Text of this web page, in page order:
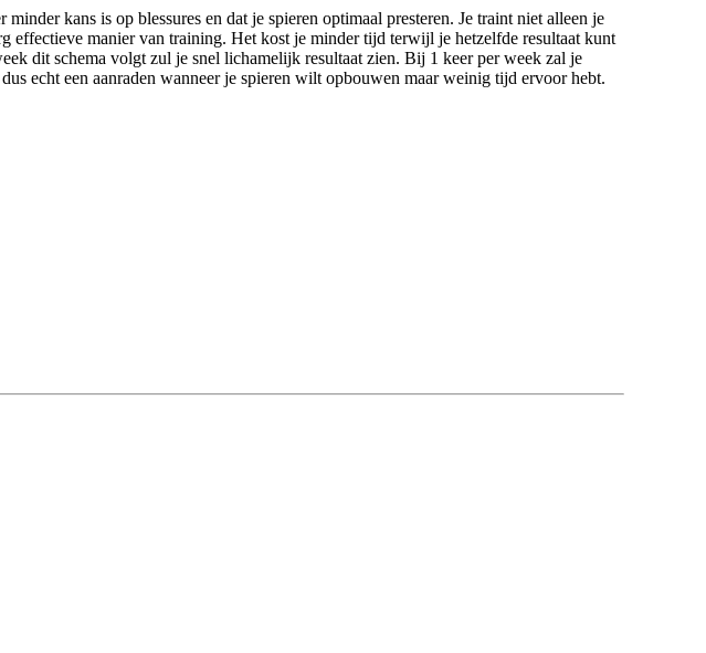
kans is op blessures en dat je spieren optimaal presteren. Je traint niet alleen je
effectieve manier van training. Het kost je minder tijd terwijl je hetzelfde resultaat kunt
dit schema volgt zul je snel lichamelijk resultaat zien. Bij 1 keer per week zal je
echt een aanraden wanneer je spieren wilt opbouwen maar weinig tijd ervoor hebt.